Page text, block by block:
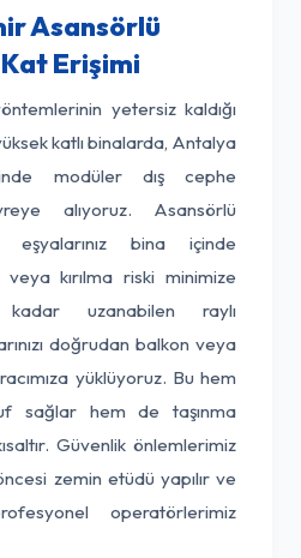
Asansörlü
Erişimi
yetersiz kaldığı
katlı binalarda, Antalya
modüler dış cephe
alıyoruz. Asansörlü
eşyalarınız bina içinde
kırılma riski minimize
uzanabilen raylı
doğrudan balkon veya
yüklüyoruz. Bu hem
sağlar hem de taşınma
Güvenlik önlemlerimiz
zemin etüdü yapılır ve
operatörlerimiz